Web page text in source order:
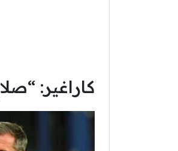
كاراغير: